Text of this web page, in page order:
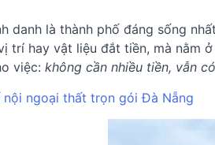
danh là thành phố đáng sống
trí hay vật liệu đắt tiền, mà nằm ở
việc: không cần nhiều tiền, vẫn
ngoại thất trọn gói Đà Nẵng